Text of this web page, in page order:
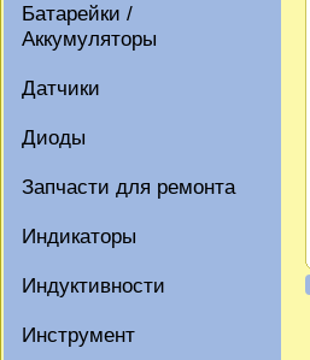
Батарейки /
Аккумуляторы
Датчики
Диоды
Запчасти для ремонта
Индикаторы
Индуктивности
Инструмент